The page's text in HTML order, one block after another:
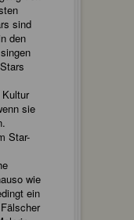
sind
den
sie
Star-
wie
ein